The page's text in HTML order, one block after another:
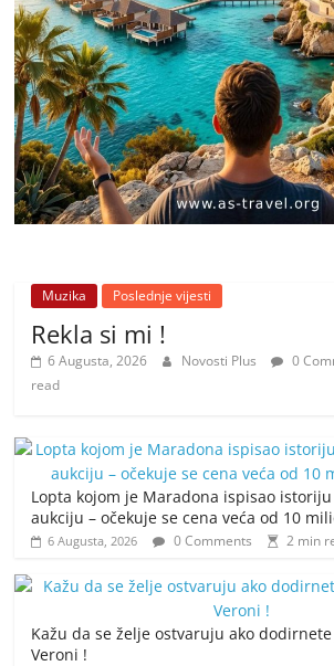
Muzika Poslednje vijesti
Rekla si mi !
6 Augusta, 2026 Novosti Plus 0
read
Lopta kojom je Maradona ispisao
aukciju – očekuje se cena veća od 10
6 Augusta, 2026 0 Comments 2 min
Kažu da se želje ostvaruju ako
Veroni !